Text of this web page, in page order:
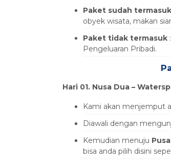
Paket sudah
obyek wisata, makan
Paket tidak termasuk
Pengeluaran Pribadi.
Hari 01. Nusa Dua –
Kami akan menjemput
Diawali dengan
Kemudian menuju
bisa anda pilih disini